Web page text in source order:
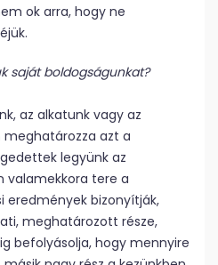
ok arra, hogy ne
saját boldogságunkat?
az alkatunk vagy az
azt a
legyünk az
valamekkora tere a
eredmények bizonyítják,
meghatározott része,
befolyásolja, hogy mennyire